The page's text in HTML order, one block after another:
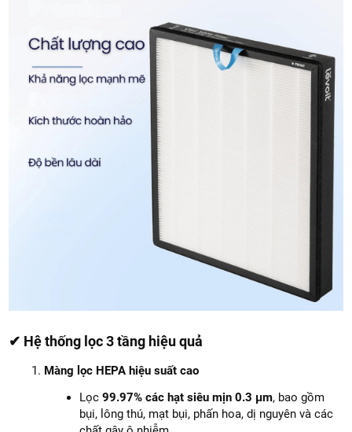
✔ Hệ thống lọc 3 tầng hiệu quả
Màng lọc HEPA hiệu suất cao
Lọc99.97% các hạt siêu mịn 0.3 μm, bao gồm
bụi, lông thú, mạt bụi, phấn hoa, dị nguyên và các